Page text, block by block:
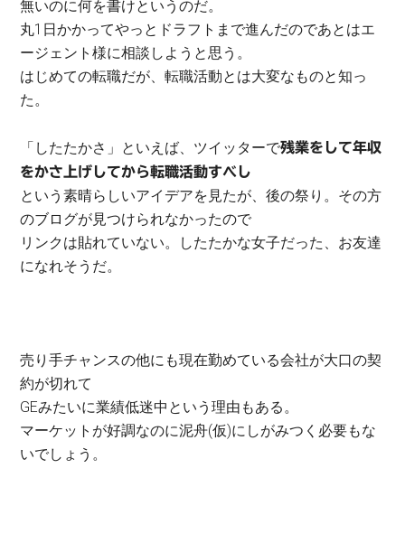
無いのに何を書けというのだ。
丸1日かかってやっとドラフトまで進んだのであとはエ
ージェント様に相談しようと思う。
はじめての転職だが、転職活動とは大変なものと知っ
た。
「したたかさ」といえば、ツイッターで残業をして年収
をかさ上げしてから転職活動すべし
という素晴らしいアイデアを見たが、後の祭り。その方
のブログが見つけられなかったので
リンクは貼れていない。したたかな女子だった、お友達
になれそうだ。
売り手チャンスの他にも現在勤めている会社が大口の契
約が切れて
GEみたいに業績低迷中という理由もある。
マーケットが好調なのに泥舟(仮)にしがみつく必要もな
いでしょう。